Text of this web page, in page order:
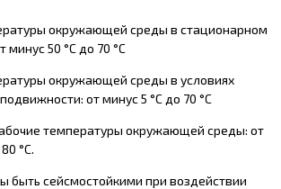
окружающей среды в стационарном
минус 50 °С до 70 °С
окружающей среды в условиях
от минус 5 °С до 70 °С
температуры окружающей среды: от
°С.
быть сейсмостойкими при воздействии